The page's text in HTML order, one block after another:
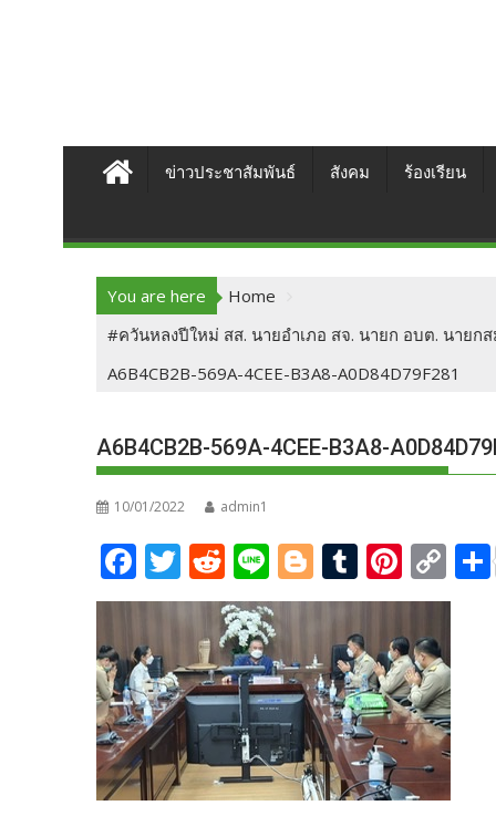
ข่าวประชาสัมพันธ์ สังคม ร้องเรียน
You are here
Home
#ควันหลงปีใหม่ สส. นายอำเภอ สจ. นายก อบต. นายก
A6B4CB2B-569A-4CEE-B3A8-A0D84D79F281
A6B4CB2B-569A-4CEE-B3A8-
10/01/2022 admin1
F
ac
b
o
o
k
T
w
itt
er
R
e
d
di
t
Li
n
e
Bl
o
g
g
er
T
u
m
bl
r
Pi
nt
er
e
st
C
o
y
Li
n
k